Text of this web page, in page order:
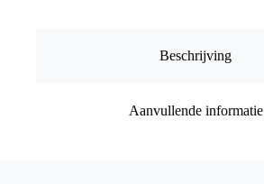
Beschrijving
Aanvullende informatie